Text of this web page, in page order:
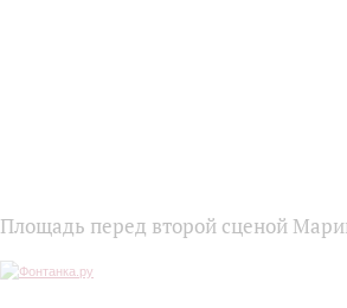
Площадь перед второй сценой